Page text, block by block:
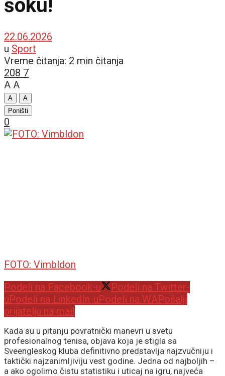
šoku!
22.06.2026
u Sport
Vreme čitanja: 2 min čitanja
208 7
A A
A
A
Poništi
0
FOTO: Vimbldon
Podeli na Facebook-u
Podeli na Twitter-
uPodeli na LinkedIn-uPodeli na WAPošalji
prijatelju na mail
Kada su u pitanju povratnički manevri u svetu
profesionalnog tenisa, objava koja je stigla sa
Sveengleskog kluba definitivno predstavlja najzvučniju i
taktički najzanimljiviju vest godine. Jedna od najboljih –
a ako ogolimo čistu statistiku i uticaj na igru, najveća